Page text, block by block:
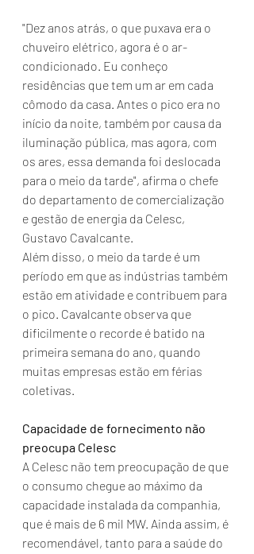
"Dez anos atrás, o que puxava era o
chuveiro elétrico, agora é o ar-
condicionado. Eu conheço
residências que tem um ar em cada
cômodo da casa. Antes o pico era no
início da noite, também por causa da
iluminação pública, mas agora, com
os ares, essa demanda foi deslocada
para o meio da tarde", afirma o chefe
do departamento de comercialização
e gestão de energia da Celesc,
Gustavo Cavalcante.
Além disso, o meio da tarde é um
período em que as indústrias também
estão em atividade e contribuem para
o pico. Cavalcante observa que
dificilmente o recorde é batido na
primeira semana do ano, quando
muitas empresas estão em férias
coletivas.
Capacidade de fornecimento não
preocupa Celesc
A Celesc não tem preocupação de que
o consumo chegue ao máximo da
capacidade instalada da companhia,
que é mais de 6 mil MW. Ainda assim, é
recomendável, tanto para a saúde do